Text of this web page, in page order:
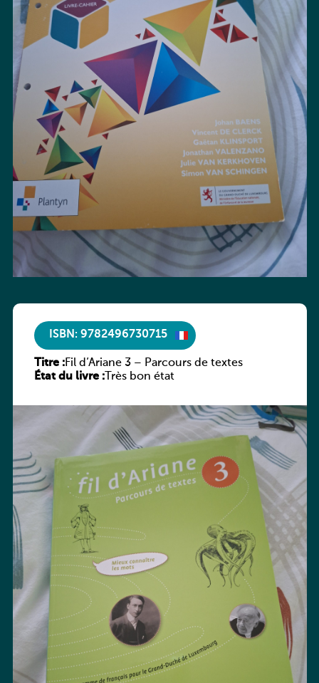
ISBN: 9782496730715
Titre :Fil d’Ariane 3 – Parcours de textes
État du livre :Très bon état